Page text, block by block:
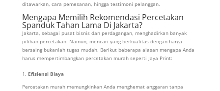
ditawarkan, cara pemesanan, hingga testimoni pelanggan.
Mengapa Memilih Rekomendasi Percetakan
Spanduk Tahan Lama Di Jakarta?
Jakarta, sebagai pusat bisnis dan perdagangan, menghadirkan banyak
pilihan percetakan. Namun, mencari yang berkualitas dengan harga
bersaing bukanlah tugas mudah. Berikut beberapa alasan mengapa Anda
harus mempertimbangkan percetakan murah seperti Jaya Print:
Efisiensi Biaya
Percetakan murah memungkinkan Anda menghemat anggaran tanpa